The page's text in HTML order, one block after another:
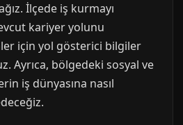
İlçede iş kurmayı
kariyer yolunu
için yol gösterici bilgiler
Ayrıca, bölgedeki sosyal ve
iş dünyasına nasıl